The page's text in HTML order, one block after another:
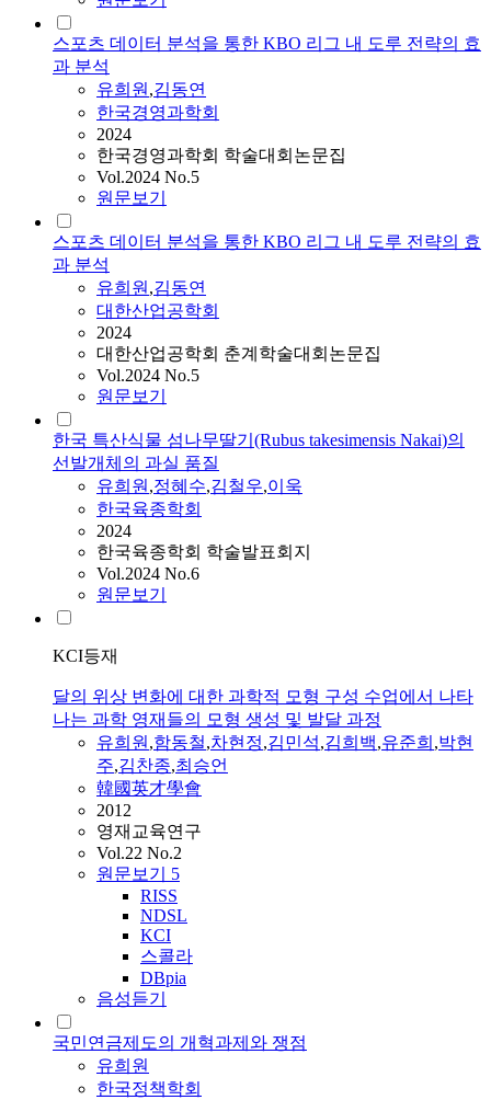
스포츠 데이터 분석을 통한 KBO 리그 내 도루 전략의 효
과 분석
유희원,김동연
한국경영과학회
2024
한국경영과학회 학술대회논문집
Vol.2024 No.5
원문보기
스포츠 데이터 분석을 통한 KBO 리그 내 도루 전략의 효
과 분석
유희원,김동연
대한산업공학회
2024
대한산업공학회 춘계학술대회논문집
Vol.2024 No.5
원문보기
한국 특산식물 섬나무딸기(Rubus takesimensis Nakai)의
선발개체의 과실 품질
유희원,정혜수,김철우,이욱
한국육종학회
2024
한국육종학회 학술발표회지
Vol.2024 No.6
원문보기
KCI등재
달의 위상 변화에 대한 과학적 모형 구성 수업에서 나타
나는 과학 영재들의 모형 생성 및 발달 과정
유희원,함동철,차현정,김민석,김희백,유준희 ,박현
주,김찬종,최승언
韓國英才學會
2012
영재교육연구
Vol.22 No.2
원문보기 5
RISS
NDSL
KCI
스콜라
DBpia
음성듣기
국민연금제도의 개혁과제와 쟁점
유희원
한국정책학회